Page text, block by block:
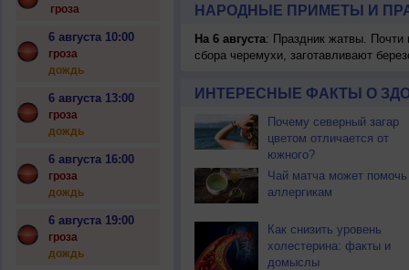
гроза
6 августа 10:00
гроза
дождь
6 августа 13:00
гроза
дождь
6 августа 16:00
гроза
дождь
6 августа 19:00
гроза
дождь
НАРОДНЫЕ ПРИМЕТЫ И
На 6 августа: Праздник жатвы. Почти
сбора черемухи, заготавливают
ИНТЕРЕСНЫЕ ФАКТЫ О
Почему северный загар
цветом отличается от
южного?
Чай матча может помочь
аллергикам
Как снизить уровень
холестерина: факты и
домыслы